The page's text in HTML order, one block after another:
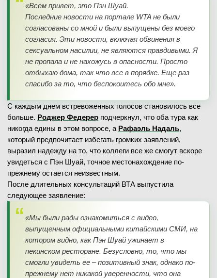
«Всем привет, это Пэн Шуай.
Последние новости на портале WTA не были
согласованы со мной и были выпущены без моего
согласия. Эти новости, включая обвинения в
сексуальном насилии, не являются правдивыми. Я
не пропала и не нахожусь в опасности. Просто
отдыхаю дома, так что все в порядке. Еще раз
спасибо за то, что беспокоитесь обо мне».
С каждым днем встревоженных голосов становилось все
больше. Роджер Федерер подчеркнул, что оба тура как
никогда едины в этом вопросе, а Рафаэль Надаль,
который предпочитает избегать громких заявлений,
выразил надежду на то, что коллеги все же смогут вскоре
увидеться с Пэн Шуай, точное местонахождение по-
прежнему остается неизвестным.
После длительных консультаций ВТА выпустила
следующее заявление:
«Мы были рады ознакомиться с видео,
выпущенным официальными китайскими СМИ, на
котором видно, как Пэн Шуай ужинает в
пекинском ресторане. Безусловно, то, что мы
смогли увидеть ее – позитивный знак, однако по-
прежнему нет никакой уверенности, что она